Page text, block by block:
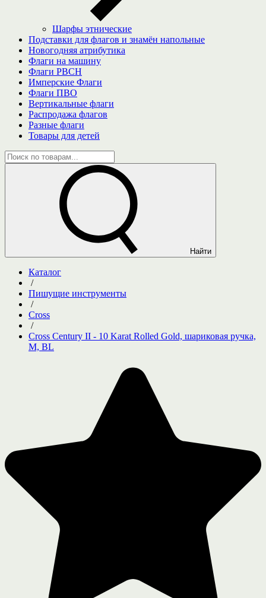
Шарфы этнические
Подставки для флагов и знамён напольные
Новогодняя атрибутика
Флаги на машину
Флаги РВСН
Имперские Флаги
Флаги ПВО
Вертикальные флаги
Распродажа флагов
Разные флаги
Товары для детей
Найти
Каталог
/
Пишущие инструменты
/
Cross
/
Cross Century II - 10 Karat Rolled Gold, шариковая ручка,
M, BL